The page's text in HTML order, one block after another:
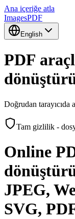
Ana içeriğe atla
ImagesPDF
English
PDF
Doğrudan tarayıcıda
Tam gizlilik -
Online
JPEG,
SVG,